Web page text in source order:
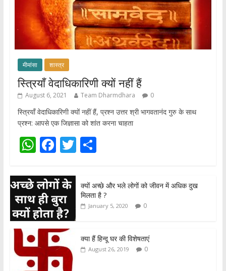
मीमांसा शास्त्र
स्त्रियाँ वेदाधिकारिणी क्यों नहीं हैं
August 6, 2021 Team Dharmdhara 0
स्त्रियाँ वेदाधिकारिणी क्यों नहीं हैं, प्रश्न उत्तर श्री भागवतानंद गुरु के साथ
प्रश्न: आपसे एक जिज्ञासा को शांत करना चाहता
W
at
s
A
p
p
F
e
b
o
o
k
T
itt
er
S
ar
e
क्यों अच्छे और भले लोगों को जीवन में अधिक दुख
मिलता है ?
January 5, 2020 0
क्या हैं हिन्दू घर की विशेषताएं
August 26, 2019 0